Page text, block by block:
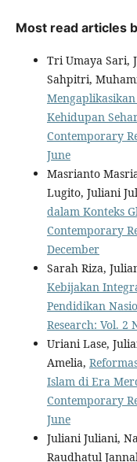
Most read articles
Tri Umaya Sari,
Sahpitri,
Kehidupan
Contemporary
June
Masrianto
Lugito, Juliani
dalam Konteks
Contemporary
December
Sarah Riza,
Kebijakan
Pendidikan
Research: Vol. 2
Uriani Lase,
Amelia,
Islam di Era
Contemporary
June
Juliani Juliani,
Raudhatul